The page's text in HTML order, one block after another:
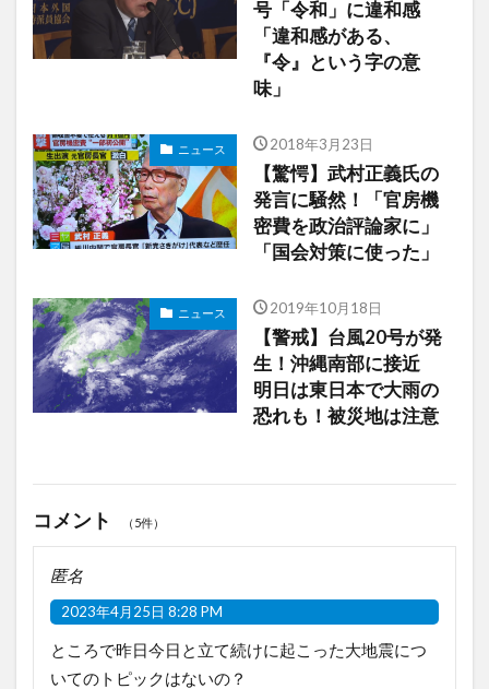
号「令和」に違和感
「違和感がある、
『令』という字の意
味」
ニュース 2018年3月23日
【驚愕】武村正義氏の
発言に騒然！「官房機
密費を政治評論家に」
「国会対策に使った」
ニュース 2019年10月18日
【警戒】台風20号が発
生！沖縄南部に接近
明日は東日本で大雨の
恐れも！被災地は注意
コメント （5件）
匿名
2023年4月25日 8:28 PM
ところで昨日今日と立て続けに起こった大地震につ
いてのトピックはないの？